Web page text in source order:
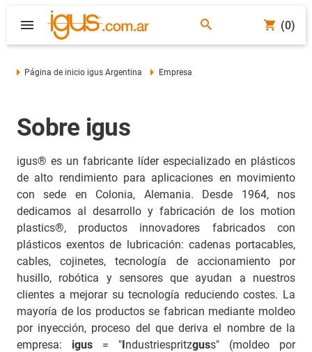
(0)
Página de inicio igus Argentina Empresa
Sobre igus
igus® es un fabricante líder especializado en plásticos
de alto rendimiento para aplicaciones en movimiento
con sede en Colonia, Alemania. Desde 1964, nos
dedicamos al desarrollo y fabricación de los motion
plastics®, productos innovadores fabricados con
plásticos exentos de lubricación: cadenas portacables,
cables, cojinetes, tecnología de accionamiento por
husillo, robótica y sensores que ayudan a nuestros
clientes a mejorar su tecnología reduciendo costes. La
mayoría de los productos se fabrican mediante moldeo
por inyección, proceso del que deriva el nombre de la
empresa: igus = "Industriespritzguss" (moldeo por